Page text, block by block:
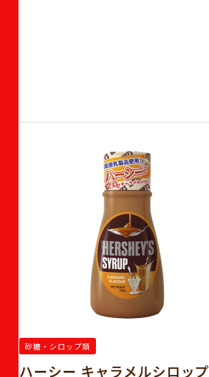
砂糖・シロップ類
ハーシー キャラメルシロップ